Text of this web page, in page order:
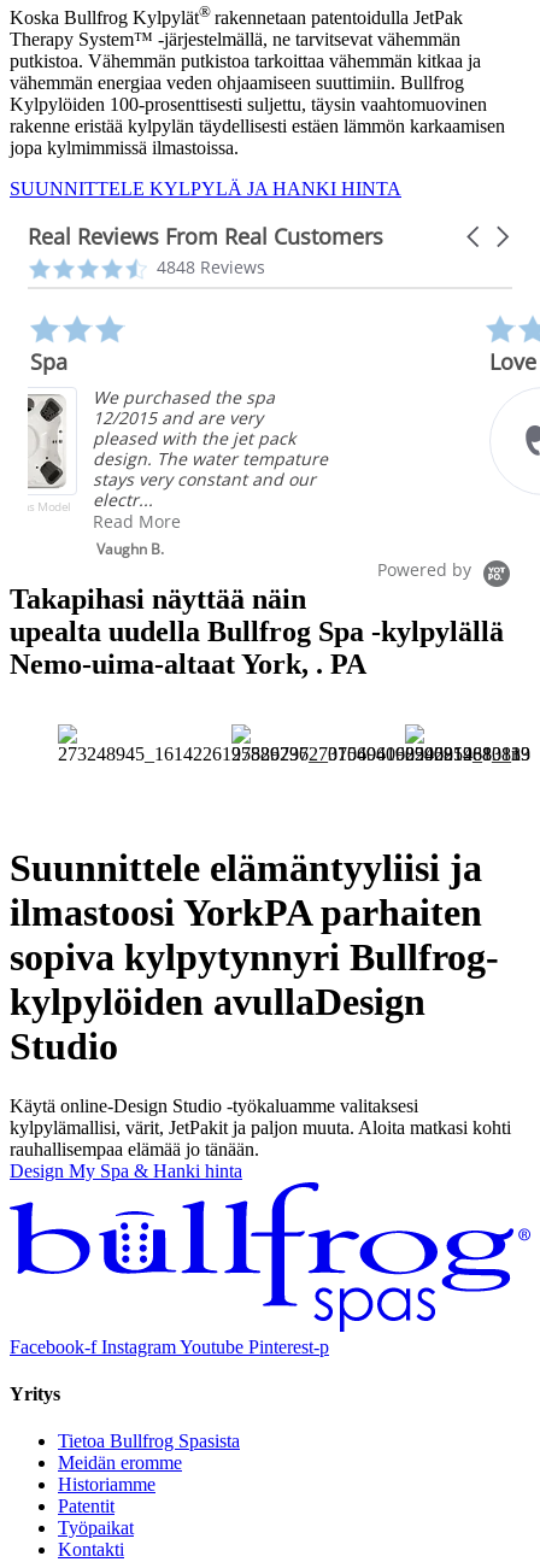
Koska Bullfrog Kylpylät® rakennetaan patentoidulla JetPak
Therapy System™ -järjestelmällä, ne tarvitsevat vähemmän
putkistoa. Vähemmän putkistoa tarkoittaa vähemmän kitkaa ja
vähemmän energiaa veden ohjaamiseen suuttimiin. Bullfrog
Kylpylöiden 100-prosenttisesti suljettu, täysin vaahtomuovinen
rakenne eristää kylpylän täydellisesti estäen lämmön karkaamisen
jopa kylmimmissä ilmastoissa.
SUUNNITTELE KYLPYLÄ JA HANKI HINTA
Real Reviews From Real Customers
Reviews
carousel
Carousel
4.3
star
4848 Reviews
configurable stations, very
energy efficient, easy to
maintain, beautiful. I love
Powered by
Takapihasi näyttää näin
upealta uudella Bullfrog Spa -kylpylällä
Nemo-uima-altaat York, . PA
Suunnittele elämäntyyliisi ja
ilmastoosi YorkPA parhaiten
sopiva kylpytynnyri Bullfrog-
kylpylöiden avullaDesign
Studio
Käytä online-Design Studio -työkaluamme valitaksesi
kylpylämallisi, värit, JetPakit ja paljon muuta. Aloita matkasi kohti
rauhallisempaa elämää jo tänään.
Design My Spa & Hanki hinta
Facebook-f InstagramYoutube Pinterest-p
Yritys
Tietoa Bullfrog Spasista
Meidän eromme
Historiamme
Patentit
Työpaikat
Kontakti